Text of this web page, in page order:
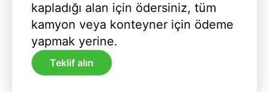
kapladığı alan için ödersiniz, tüm
kamyon veya konteyner için ödeme
yapmak yerine.
Teklif alın